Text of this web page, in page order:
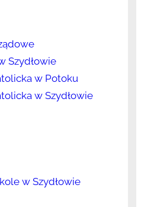
Szydłowie
w Potoku
w Szydłowie
w Szydłowie